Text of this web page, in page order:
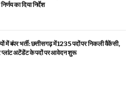
का दिया निर्देश
में बंपर भर्ती: छत्तीसगढ़ में 1235 पदों पर निकली वैकेंसी,
अटेंडेंट के पदों पर आवेदन शुरू